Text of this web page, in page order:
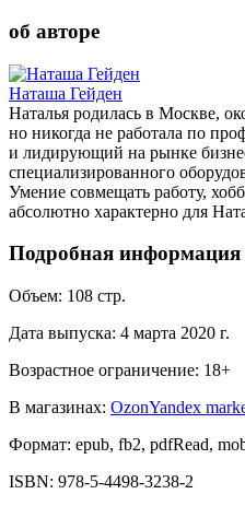
об авторе
Наташа Гейден
Наталья родилась в Москве,
но никогда не работала по
и лидирующий на рынке
специализированного
Умение совмещать работу,
абсолютно характерно для
Подробная информация
Объем: 108 стр.
Дата выпуска: 4 марта 2020 г.
Возрастное ограничение: 18+
В магазинах: OzonYandex
Формат: epub, fb2, pdfRead,
ISBN: 978-5-4498-3238-2